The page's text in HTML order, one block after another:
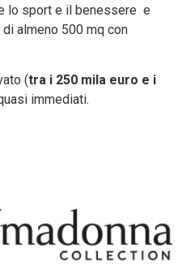
lo sport e il benessere e
almeno 500 mq con
(tra i 250 mila euro e i
immediati.